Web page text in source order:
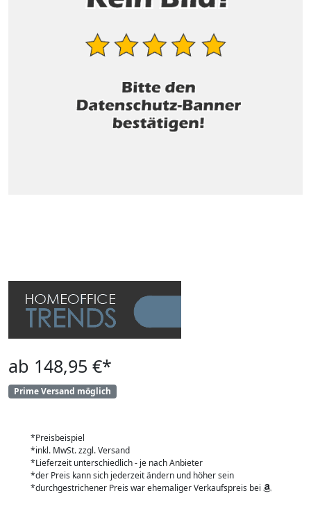
ab 148,95 €*
Prime Versand möglich
*Preisbeispiel
*inkl. MwSt. zzgl. Versand
*Lieferzeit unterschiedlich - je nach Anbieter
*der Preis kann sich jederzeit ändern und höher sein
*durchgestrichener Preis war ehemaliger Verkaufspreis bei